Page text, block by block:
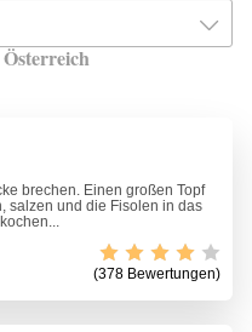
brechen. Einen großen Topf
salzen und die Fisolen in das
(378 Bewertungen)